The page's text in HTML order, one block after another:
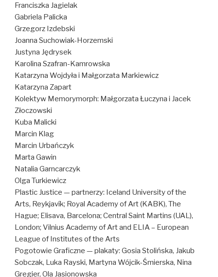
Franciszka Jagielak
Gabriela Palicka
Grzegorz Izdebski
Joanna Suchowiak-Horzemski
Justyna Jędrysek
Karolina Szafran-Kamrowska
Katarzyna Wojdyła i Małgorzata Markiewicz
Katarzyna Zapart
Kolektyw Memorymorph: Małgorzata Łuczyna i Jacek
Złoczowski
Kuba Malicki
Marcin Klag
Marcin Urbańczyk
Marta Gawin
Natalia Garncarczyk
Olga Turkiewicz
Plastic Justice — partnerzy: Iceland University of the
Arts, Reykjavík; Royal Academy of Art (KABK), The
Hague; Elisava, Barcelona; Central Saint Martins (UAL),
London; Vilnius Academy of Art and ELIA – European
League of Institutes of the Arts
Pogotowie Graficzne — plakaty: Gosia Stolińska, Jakub
Sobczak, Luka Rayski, Martyna Wójcik-Śmierska, Nina
Gregier, Ola Jasionowska